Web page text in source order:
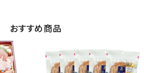
おすすめ商品